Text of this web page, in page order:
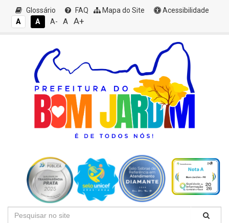
Glossário FAQ Mapa do Site
Acessibilidade
A
A A- A A+